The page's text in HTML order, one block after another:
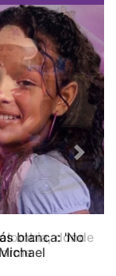
blanca: 'No
Next